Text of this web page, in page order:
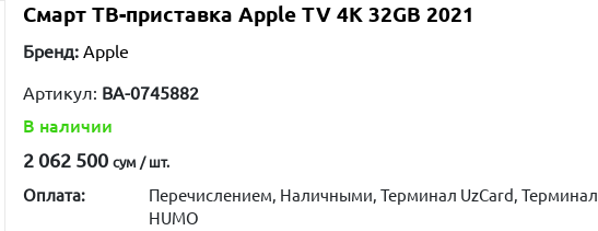
Смарт ТВ-приставка Apple TV 4K 32GB 2021
Бренд: Apple
Артикул: BA-0745882
В наличии
2 062 500 сум / шт.
Оплата:
Перечислением, Наличными, Терминал UzCard, Терминал
HUMO